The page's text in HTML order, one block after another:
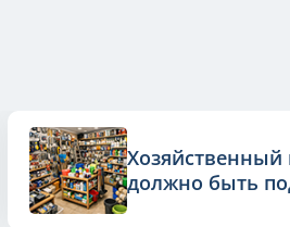
Хозяйственный
должно быть